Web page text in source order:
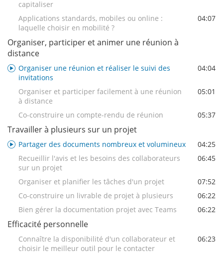
capitaliser
Applications standards, mobiles ou online :
laquelle choisir en mobilité ?
04:07
Organiser, participer et animer une réunion à
distance
Organiser une réunion et réaliser le suivi des
invitations
04:04
Organiser et participer facilement à une réunion
à distance
05:01
Co-construire un compte-rendu de réunion 05:37
Travailler à plusieurs sur un projet
Partager des documents nombreux et volumineux
04:25
Recueillir l'avis et les besoins des collaborateurs
sur un projet
06:45
Organiser et planifier les tâches d'un projet
07:52
Co-construire un livrable de projet à plusieurs
06:22
Bien gérer la documentation projet avec Teams
06:22
Efficacité personnelle
Connaître la disponibilité d'un collaborateur et
choisir le meilleur outil pour le contacter
06:23